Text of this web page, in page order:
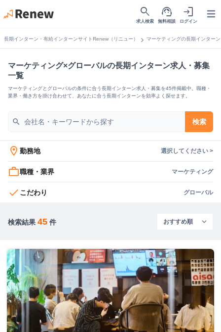
search
求人検索
support_agent
無料相談
login
ログイン
長期インターン・有給インターンサイトRenew（リニュー） chevron_right マーケティングの長期インター
マーケティング×グローバルの長期インターン求人・募集
一覧
マーケティングとグローバルの条件に合う長期インターン求人・募集を45件掲載中。職種・
業界・働き方を掛け合わせて、あなたに合う長期インターンを効率よく探せます。
search 検索
location_on 勤務地 選択してください >
work_outline職種・業界 マーケティング
check こだわり グローバル
検索結果 45 件